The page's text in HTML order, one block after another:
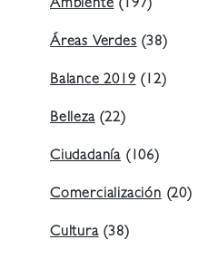
Ambiente(197)
Áreas Verdes(38)
Balance 2019(12)
Belleza(22)
Ciudadanía (106)
Comercialización(20)
Cultura(38)